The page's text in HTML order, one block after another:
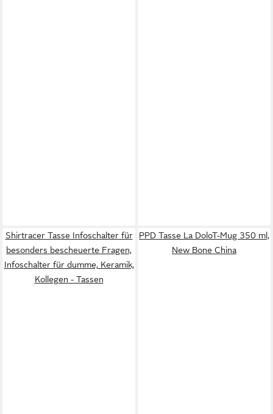
Shirtracer Tasse Infoschalter für
besonders bescheuerte Fragen,
Infoschalter für dumme, Keramik,
Kollegen - Tassen
PPD Tasse La DoloT-Mug 350 ml,
New Bone China